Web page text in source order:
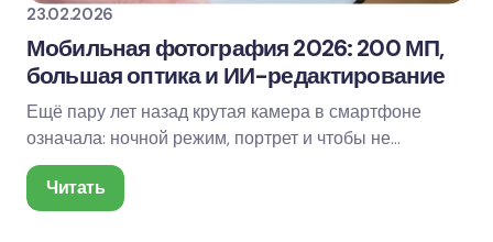
23.02.2026
Мобильная фотография 2026: 200 МП,
большая оптика и ИИ-редактирование
Ещё пару лет назад крутая камера в смартфоне
означала: ночной режим, портрет и чтобы не
размывало. В 2026-м планка другая: 200-
мегапиксельные…
Читать